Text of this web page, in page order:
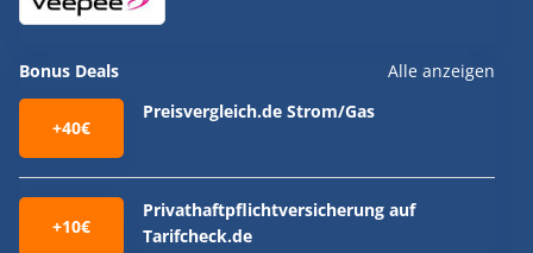
Bonus Deals Alle anzeigen
+40€
Preisvergleich.de Strom/Gas
+10€
Privathaftpflichtversicherung auf
Tarifcheck.de